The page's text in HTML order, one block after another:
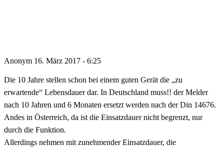
Anonym 16. März 2017 - 6:25
Die 10 Jahre stellen schon bei einem guten Gerät die „zu
erwartende“ Lebensdauer dar. In Deutschland muss!! der Melder
nach 10 Jahren und 6 Monaten ersetzt werden nach der Din 14676.
Andes in Österreich, da ist die Einsatzdauer nicht begrenzt, nur
durch die Funktion.
Allerdings nehmen mit zunehmender Einsatzdauer, die